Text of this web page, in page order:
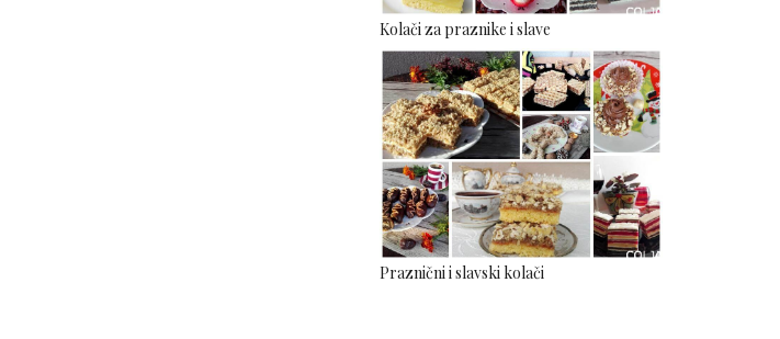
Kolači za praznike i slave
Praznični i slavski kolači